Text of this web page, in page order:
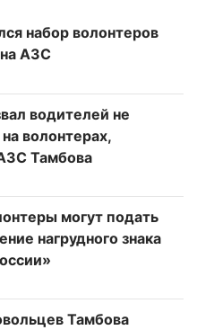
набор волонтеров
АЗС
водителей не
волонтерах,
Тамбова
могут подать
нагрудного знака
Тамбова